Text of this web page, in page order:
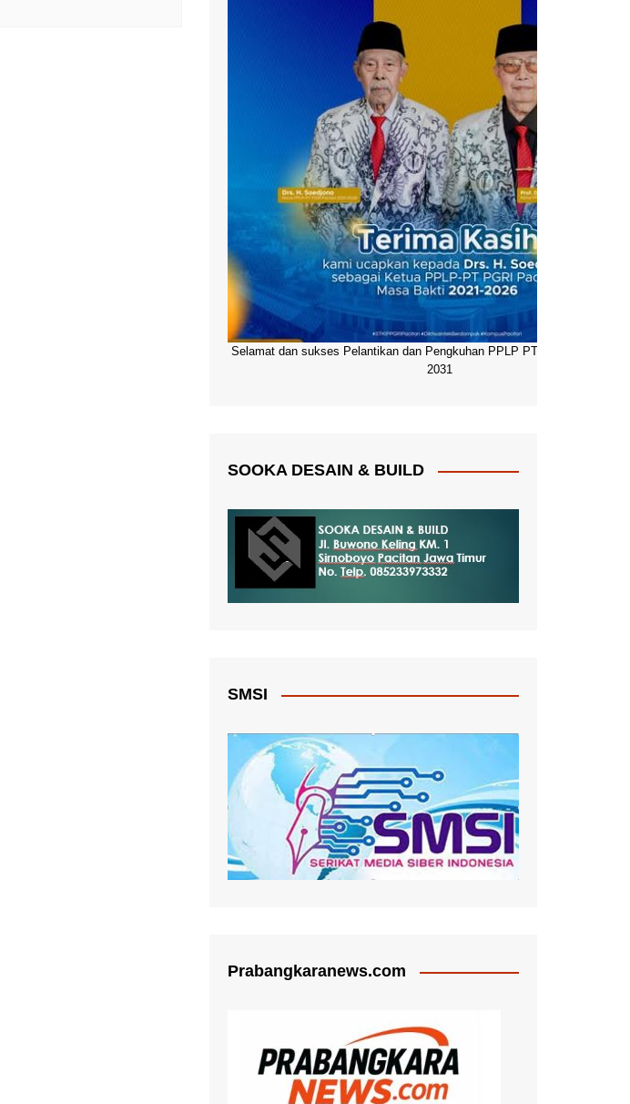
Selamat dan sukses Pelantikan dan Pengkuhan PPLP PT PGRI Pacitan
2031
SOOKA DESAIN & BUILD
SMSI
Prabangkaranews.com